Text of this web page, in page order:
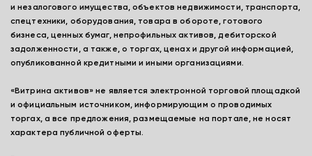
и незалогового имущества, объектов недвижимости, транспорта,
спецтехники, оборудования, товара в обороте, готового
бизнеса, ценных бумаг, непрофильных активов, дебиторской
задолженности, а также, о торгах, ценах и другой информацией,
опубликованной кредитными и иными организациями.
«Витрина активов» не является электронной торговой площадкой
и официальным источником, информирующим о проводимых
торгах, а все предложения, размещаемые на портале, не носят
характера публичной оферты.